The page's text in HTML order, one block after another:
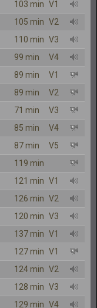
103 min V1
105 min V2
110 min V3
99 min
V4
89 min
V1
89 min
V2
71 min
V3
85 min
V4
87 min
V5
119 min
121 min V1
126 min V2
120 min V3
137 min V1
127 min V1
124 min V2
128 min V3
129 min V4